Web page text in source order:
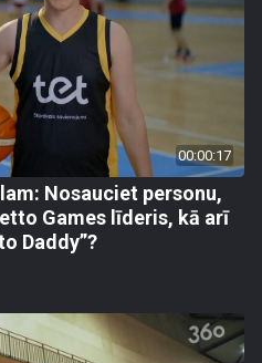
00:00:17
Nosauciet personu,
Games līderis, kā arī
Daddy”?